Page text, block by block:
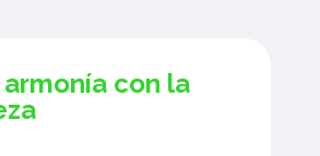
con la